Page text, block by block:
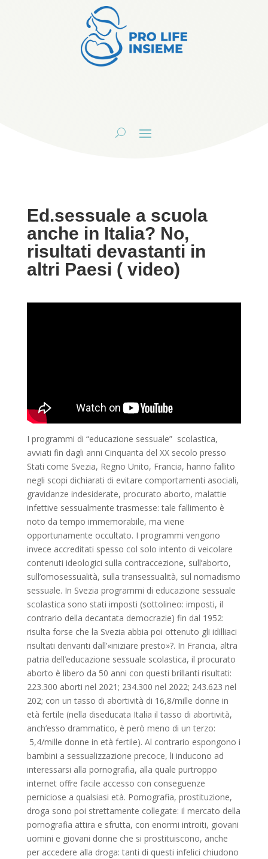
Ed.sessuale a scuola
anche in Italia? No,
risultati devastanti in
altri Paesi ( video)
I programmi di “educazione sessuale” scolastica,
avviati fin dagli anni Cinquanta del XX secolo presso
Stati come Svezia, Regno Unito, Francia, hanno fallito
negli scopi dichiarati di evitare comportamenti asociali,
gravidanze indesiderate, procurato aborto, malattie
infettive sessualmente trasmesse: tale fallimento è
noto da tempo immemorabile, ma viene
opportunamente occultato. I programmi vengono
invece accreditati spesso col solo intento di veicolare
contenuti ideologici sulla contraccezione, sull’aborto,
sull’omosessualità, sulla transessualità, sul nomadismo
sessuale. In Svezia programmi di educazione sessuale
scolastica sono stati imposti (sottolineo: imposti, il
contrario della decantata democrazie) fin dal 1952:
risulta forse che la Svezia abbia poi ottenuto gli idilliaci
risultati derivanti dall’«iniziare presto»?. In Francia, altra
patria dell’educazione sessuale scolastica, il procurato
aborto è libero da 50 anni con questi brillanti risultati:
223.300 aborti nel 2021; 234.300 nel 2022; 243.623 nel
202; con un tasso di abortività di 16,8/mille donne in
età fertile (nella diseducata Italia il tasso di abortività,
anch’esso drammatico, è però meno di un terzo:
5,4/mille donne in età fertile). Al contrario espongono i
bambini a sessualizzazione precoce, li inducono ad
interessarsi alla pornografia, alla quale purtroppo
internet offre facile accesso con conseguenze
perniciose a qualsiasi età. Pornografia, prostituzione,
droga sono poi strettamente collegate: il mercato della
pornografia attira e sfrutta, con enormi introiti, giovani
uomini e giovani donne che si prostituiscono, anche
per accedere alla droga: tanti di questi infelici chiudono